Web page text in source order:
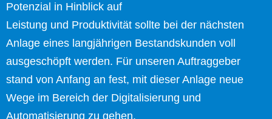
Potenzial in Hinblick auf
Leistung und Produktivität sollte bei der nächsten
Anlage eines langjährigen Bestandskunden voll
ausgeschöpft werden. Für unseren Auftraggeber
stand von Anfang an fest, mit dieser Anlage neue
Wege im Bereich der Digitalisierung und
Automatisierung zu gehen.